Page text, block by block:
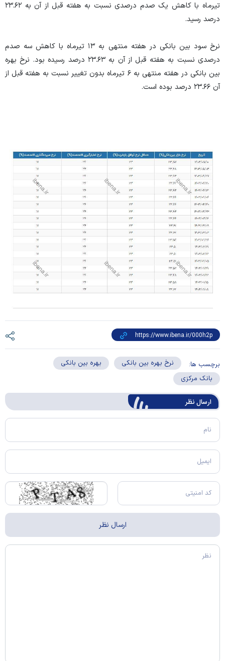
تیرماه با کاهش یک صدم درصدی نسبت به هفته قبل از آن به ۲۳.۶۲
درصد رسید.
نرخ سود بین بانکی در هفته منتهی به ۱۳ تیرماه با کاهش سه صدم
درصدی نسبت به هفته قبل از آن به ۲۳.۶۳ درصد رسیده بود. نرخ بهره
بین بانکی در هفته منتهی به ۶ تیرماه بدون تغییر نسبت به هفته قبل از
آن ۲۳.۶۶ درصد بوده است.
برچسب ها: نرخ بهره بین بانکی
بهره بین بانکی
بانک مرکزی
ارسال‌ نظر